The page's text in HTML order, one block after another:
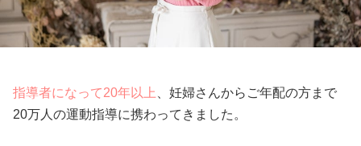
指導者になって20年以上
、妊婦さんからご年配の方まで
20万人の運動指導に携わってきました。